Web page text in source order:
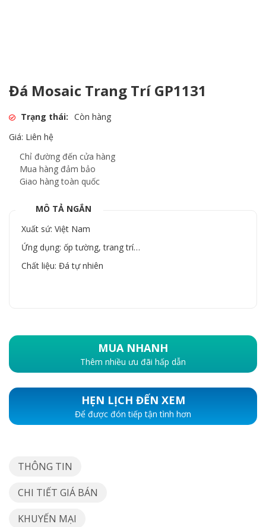
Đá Mosaic Trang Trí GP1131
Trạng thái: Còn hàng
Giá: Liên hệ
Chỉ đường đến cửa hàng
Mua hàng đảm bảo
Giao hàng toàn quốc
MÔ TẢ NGẮN
Xuất sứ: Việt Nam
Ứng dụng: ốp tường, trang trí…
Chất liệu: Đá tự nhiên
MUA NHANH
Thêm nhiều ưu đãi hấp dẫn
HẸN LỊCH ĐẾN XEM
Để được đón tiếp tận tình hơn
THÔNG TIN
CHI TIẾT GIÁ BÁN
KHUYẾN MẠI